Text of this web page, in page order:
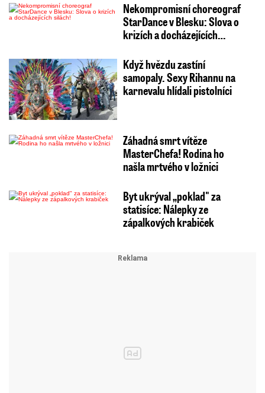
Nekompromisní choreograf
StarDance v Blesku: Slova o
krizích a docházejících…
Když hvězdu zastíní
samopaly. Sexy Rihannu na
karnevalu hlídali pistolníci
Záhadná smrt vítěze
MasterChefa! Rodina ho
našla mrtvého v ložnici
Byt ukrýval „poklad" za
statisíce: Nálepky ze
zápalkových krabiček